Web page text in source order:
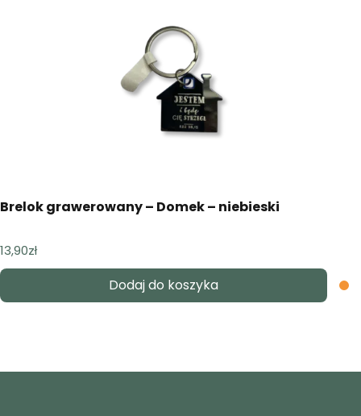
Brelok grawerowany – Domek – niebieski
13,90zł
Dodaj do koszyka